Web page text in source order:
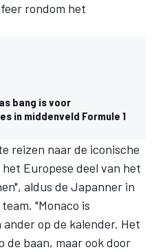
rondom het
bang is voor
in middenveld Formule 1
reizen naar de iconische
Europese deel van het
aldus de Japanner in
"Monaco is
ander op de kalender. Het
de baan, maar ook door